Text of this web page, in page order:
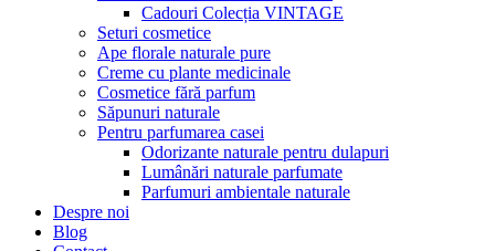
Cadouri Colecția VINTAGE
Seturi cosmetice
Ape florale naturale pure
Creme cu plante medicinale
Cosmetice fără parfum
Săpunuri naturale
Pentru parfumarea casei
Odorizante naturale pentru dulapuri
Lumânări naturale parfumate
Parfumuri ambientale naturale
Despre noi
Blog